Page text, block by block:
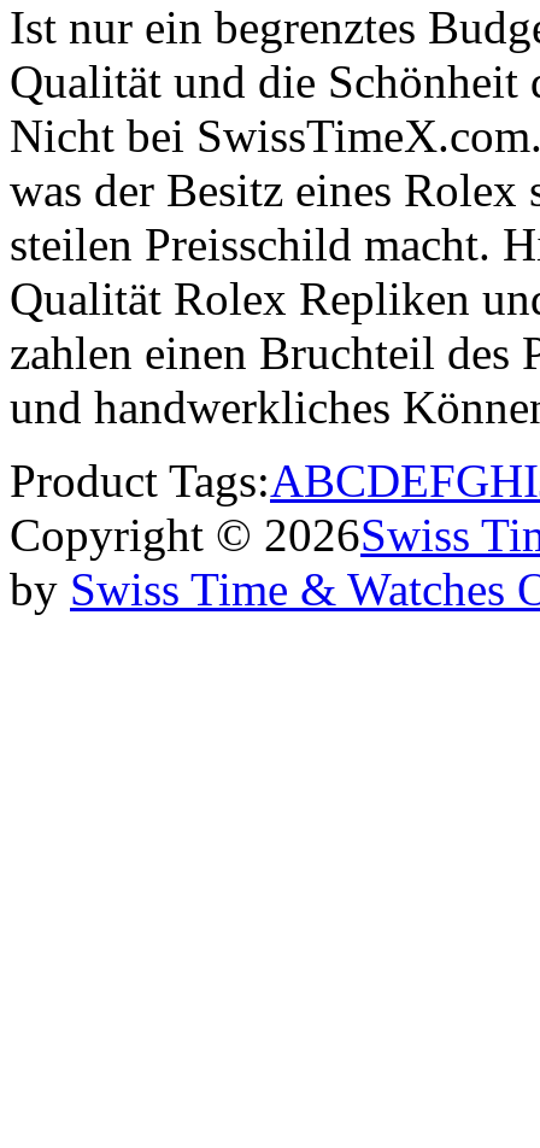
Ist nur ein begrenztes
Qualität und die Schönheit
Nicht bei
was der Besitz eines Rolex
steilen Preisschild macht.
Qualität Rolex Repliken
zahlen einen Bruchteil des
und handwerkliches
Product Tags:ABCDEFGHI
Copyright © 2026Swiss
by Swiss Time & Watches